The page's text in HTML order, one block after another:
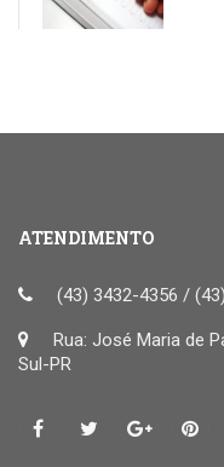
ATENDIMENTO
(43) 3432-4356 /
Rua: José Maria de
Sul-PR